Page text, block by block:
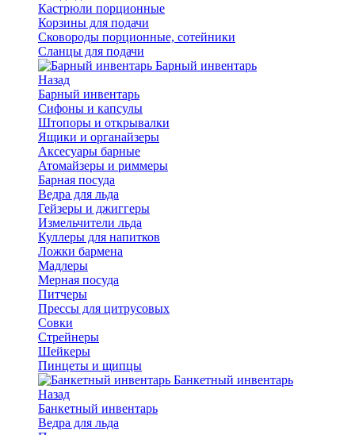
Кастрюли порционные
Корзины для подачи
Сковороды порционные, сотейники
Сланцы для подачи
Барный инвентарь
Назад
Барный инвентарь
Сифоны и капсулы
Штопоры и открывалки
Ящики и органайзеры
Аксесуары барные
Атомайзеры и риммеры
Барная посуда
Ведра для льда
Гейзеры и джиггеры
Измельчители льда
Куллеры для напитков
Ложки бармена
Мадлеры
Мерная посуда
Питчеры
Прессы для цитрусовых
Совки
Стрейнеры
Шейкеры
Пинцеты и щипцы
Банкетный инвентарь
Назад
Банкетный инвентарь
Ведра для льда